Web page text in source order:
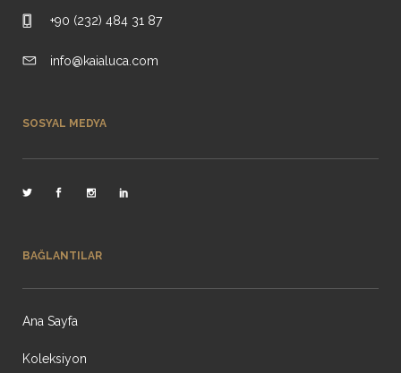
+90 (232) 484 31 87
info@kaialuca.com
SOSYAL MEDYA
BAĞLANTILAR
Ana Sayfa
Koleksiyon